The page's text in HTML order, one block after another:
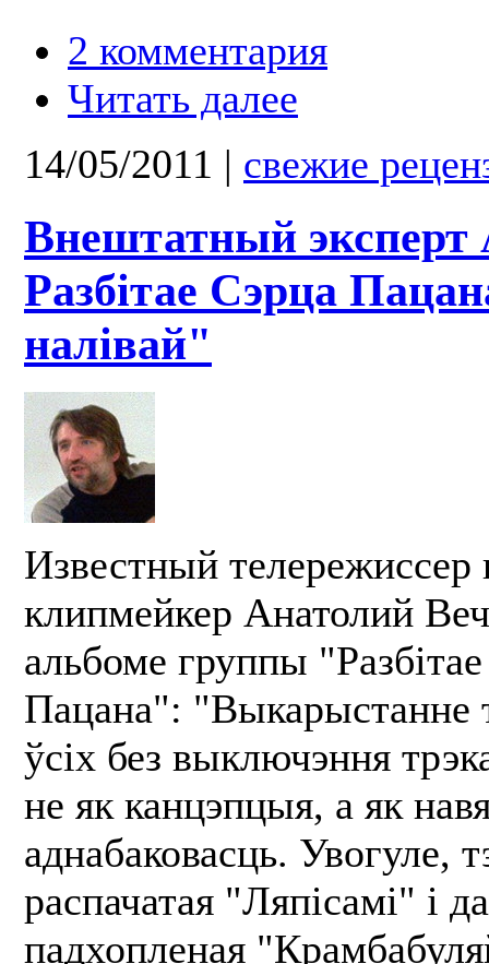
2 комментария
Читать далее
14/05/2011 | свежие
Внештатный эксперт
Разбітае Сэрца
налівай"
Известный телережиссер
клипмейкер Анатолий
альбоме группы
Пацана": "Выкарыстанне
ўсіх без выключэння
не як канцэпцыя, а як
аднабаковасць. Увогуле,
распачатая "Ляпісамі" і
падхопленая